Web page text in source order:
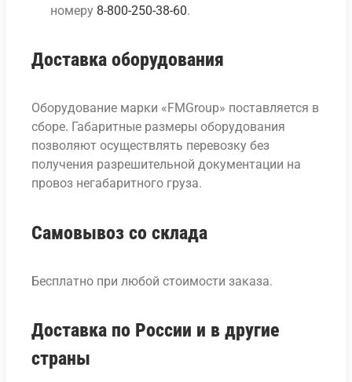
номеру 8-800-250-38-60.
Доставка оборудования
Оборудование марки «FMGroup» поставляется в
сборе. Габаритные размеры оборудования
позволяют осуществлять перевозку без
получения разрешительной документации на
провоз негабаритного груза.
Самовывоз со склада
Бесплатно при любой стоимости заказа.
Доставка по России и в другие
страны